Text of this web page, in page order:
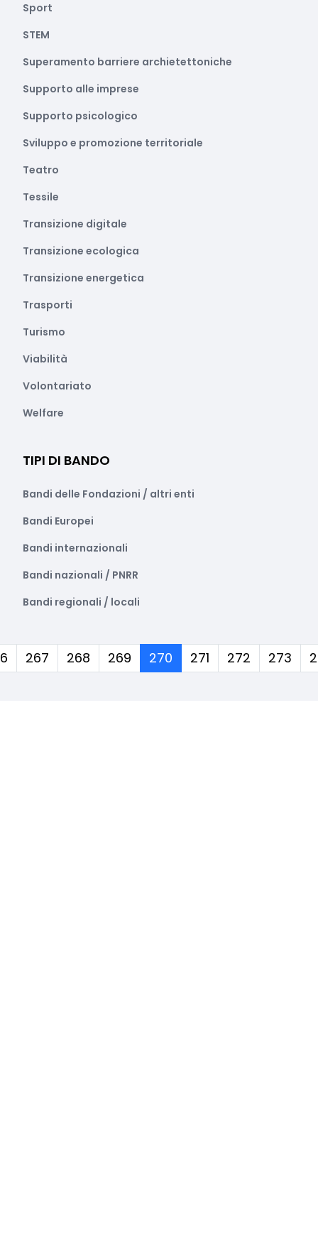
Sport
STEM
Superamento barriere archietettoniche
Supporto alle imprese
Supporto psicologico
Sviluppo e promozione territoriale
Teatro
Tessile
Transizione digitale
Transizione ecologica
Transizione energetica
Trasporti
Turismo
Viabilità
Volontariato
Welfare
TIPI DI BANDO
Bandi delle Fondazioni / altri enti
Bandi Europei
Bandi internazionali
Bandi nazionali / PNRR
Bandi regionali / locali
267 268 269 270 (corrente)
271 272 273